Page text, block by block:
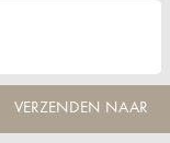
VERZENDEN NAAR